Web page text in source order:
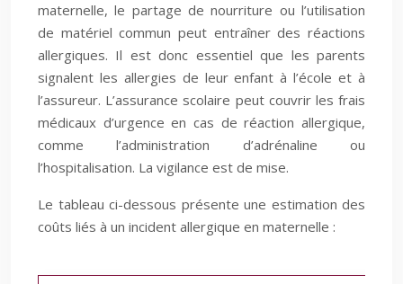
maternelle, le partage de nourriture ou l’utilisation
de matériel commun peut entraîner des réactions
allergiques. Il est donc essentiel que les parents
signalent les allergies de leur enfant à l’école et à
l’assureur. L’assurance scolaire peut couvrir les frais
médicaux d’urgence en cas de réaction allergique,
comme l’administration d’adrénaline ou
l’hospitalisation. La vigilance est de mise.
Le tableau ci-dessous présente une estimation des
coûts liés à un incident allergique en maternelle :